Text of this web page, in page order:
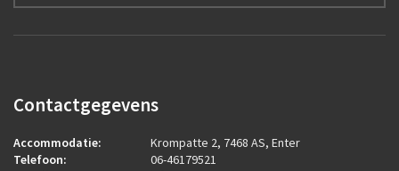
Contactgegevens
Accommodatie:
Krompatte 2, 7468 AS, Enter
Telefoon:
06-46179521